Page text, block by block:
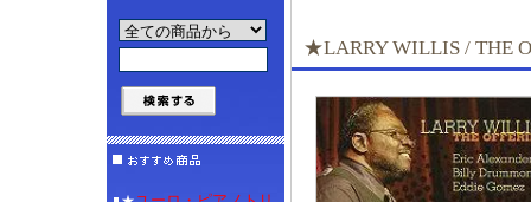
★LARRY WILLIS / THE